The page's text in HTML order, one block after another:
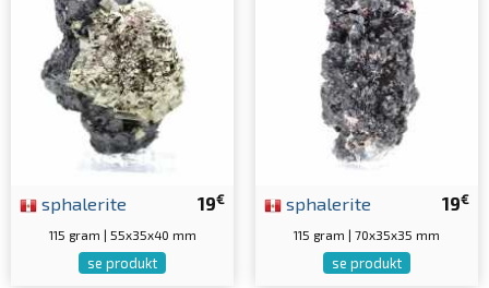
19€
sphalerite
115 gram | 55x35x40 mm
se produkt
19€
sphalerite
115 gram | 70x35x35 mm
se produkt